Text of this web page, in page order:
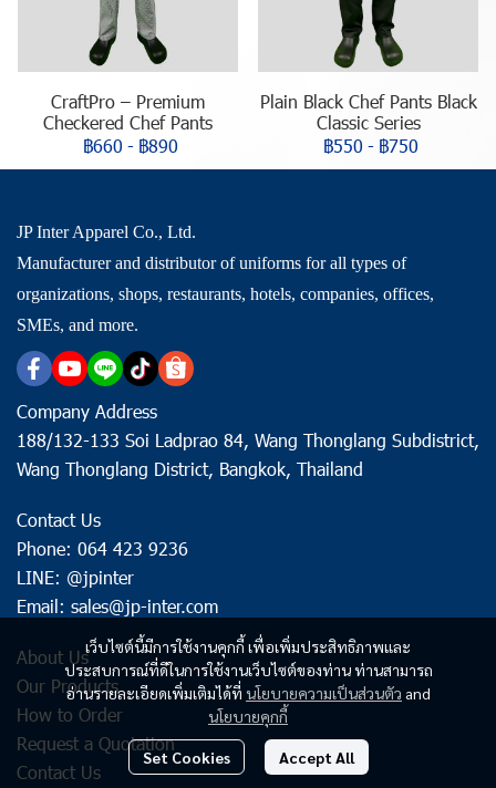
CraftPro – Premium
Checkered Chef Pants
฿660 - ฿890
Plain Black Chef Pants Black
Classic Series
฿550 - ฿750
เว็บไซต์นี้มีการใช้งานคุกกี้ เพื่อเพิ่มประสิทธิภาพและ
ประสบการณ์ที่ดีในการใช้งานเว็บไซต์ของท่าน ท่านสามารถ
อ่านรายละเอียดเพิ่มเติมได้ที่ นโยบายความเป็นส่วนตัว and
นโยบายคุกกี้
Set Cookies Accept All
JP Inter Apparel Co., Ltd.
Manufacturer and distributor of uniforms for all types of
organizations, shops, restaurants, hotels, companies, offices,
SMEs, and more.
Company Address
188/132-133 Soi Ladprao 84, Wang Thonglang Subdistrict,
Wang Thonglang District, Bangkok, Thailand
Contact Us
Phone: 064 423 9236
LINE: @jpinter
Email: sales@jp-inter.com
About Us
Our Products
How to Order
Request a Quotation
Contact Us